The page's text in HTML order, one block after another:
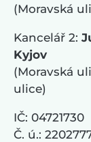
(Moravská
Kancelář 2:
Kyjov
(Moravská
ulice)
IČ: 04721730
Č. ú.: